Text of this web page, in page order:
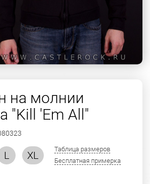
на молнии
"Kill 'Em All"
L
XL
Таблица размеров
Бесплатная примерка